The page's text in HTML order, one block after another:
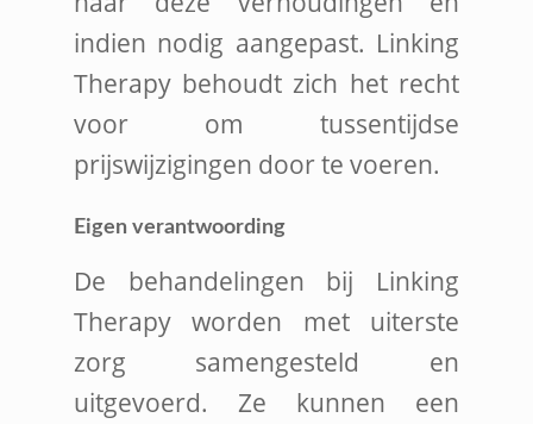
indien nodig aangepast. Linking
Therapy behoudt zich het recht
voor om tussentijdse
prijswijzigingen door te voeren.
Eigen verantwoording
De behandelingen bij Linking
Therapy worden met uiterste
zorg samengesteld en
uitgevoerd. Ze kunnen een